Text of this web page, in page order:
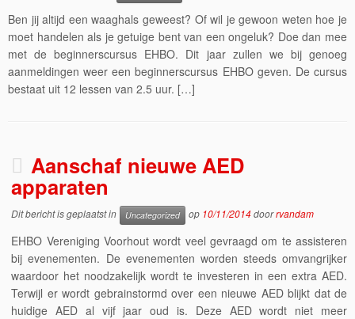
Ben jij altijd een waaghals geweest? Of wil je gewoon weten hoe je
moet handelen als je getuige bent van een ongeluk? Doe dan mee
met de beginnerscursus EHBO. Dit jaar zullen we bij genoeg
aanmeldingen weer een beginnerscursus EHBO geven. De cursus
bestaat uit 12 lessen van 2.5 uur. […]
Aanschaf nieuwe AED
apparaten
Dit bericht is geplaatst in Uncategorized op 10/11/2014doorrvandam
EHBO Vereniging Voorhout wordt veel gevraagd om te assisteren
bij evenementen. De evenementen worden steeds omvangrijker
waardoor het noodzakelijk wordt te investeren in een extra AED.
Terwijl er wordt gebrainstormd over een nieuwe AED blijkt dat de
huidige AED al vijf jaar oud is. Deze AED wordt niet meer